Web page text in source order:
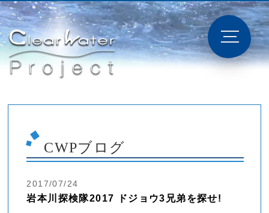
CWPブログ
2017/07/24
岩本川探検隊2017 ドジョウ3兄弟を探せ!